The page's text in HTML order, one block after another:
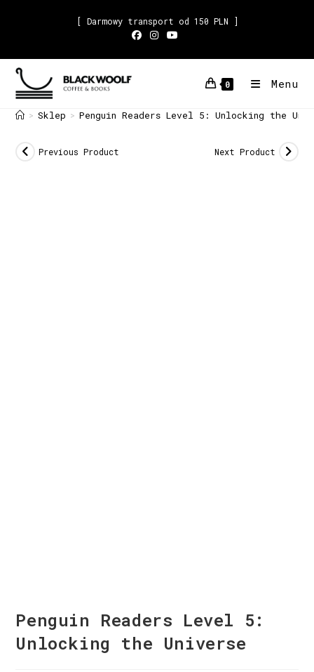
[ Darmowy transport od 150 PLN ]
0 Menu
> Sklep > Penguin Readers Level 5: Unlocking the
Previous Product Next Product
Penguin Readers Level 5:
Unlocking the Universe